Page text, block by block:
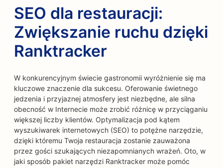
SEO dla restauracji:
Zwiększanie ruchu dzięki
Ranktracker
W konkurencyjnym świecie gastronomii wyróżnienie się ma
kluczowe znaczenie dla sukcesu. Oferowanie świetnego
jedzenia i przyjaznej atmosfery jest niezbędne, ale silna
obecność w Internecie może zrobić różnicę w przyciąganiu
większej liczby klientów. Optymalizacja pod kątem
wyszukiwarek internetowych (SEO) to potężne narzędzie,
dzięki któremu Twoja restauracja zostanie zauważona
przez gości szukających niezapomnianych wrażeń. Oto, w
jaki sposób pakiet narzędzi Ranktracker może pomóc